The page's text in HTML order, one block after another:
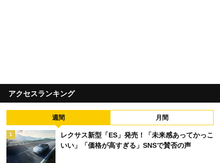
アクセスランキング
週間 月間
1
レクサス新型「ES」発売！「未来感あってかっこ
いい」「価格が高すぎる」SNSで賛否の声